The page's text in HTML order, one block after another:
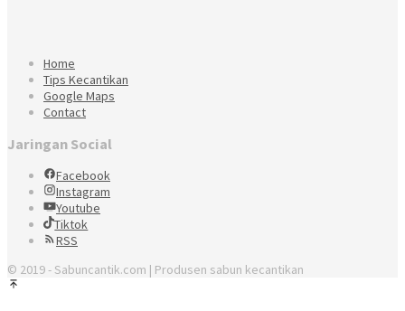
Home
Tips Kecantikan
Google Maps
Contact
Jaringan Social
Facebook
Instagram
Youtube
Tiktok
RSS
© 2019 - Sabuncantik.com | Produsen sabun kecantikan